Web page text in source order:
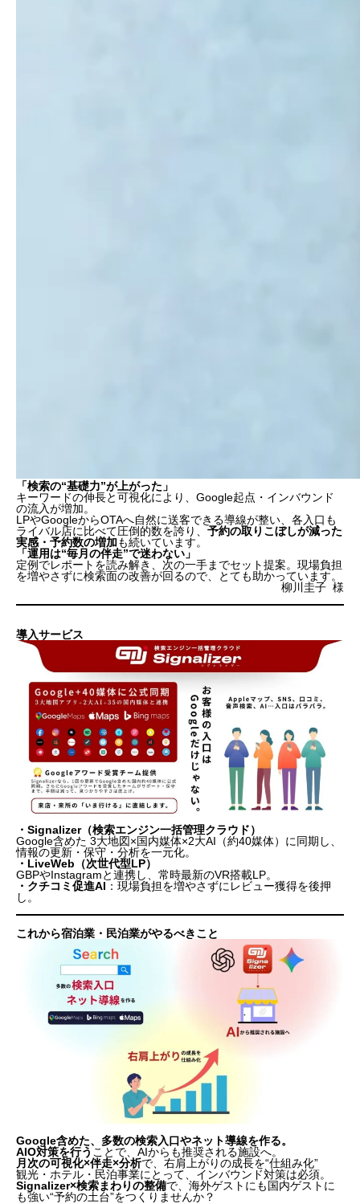
「検索の“基礎力”が上がった」
キーワードの伸長と可視化により、Google起点・インバウンド
の流入が増加。
LPやGoogleからOTAへ自然に送客できる導線が整い、各入口も
ライバル店に比べて圧倒的数を誇り、予約の取りこぼしが減った
実感・予約数の増加も続いています。
「運用は“毎月の伴走”で迷わない」
定例でレポートを読み解き、次の一手までセット提案。現場負担
を増やさずに検索面の改善が回るので、とても助かっています。
柳川圭子 様
導入サービス
・ Signalizer（検索エンジン一括管理クラウド）
Google含めた 3大地図×国内媒体×2大AI（約40媒体）に同期し、
情報の更新・保守・分析を一元化。
・ LiveWeb（次世代型LP）
GBPやInstagramと連携し、常時最新のVR搭載LP。
・ クチコミ促進AI ：現場負担を増やさずにレビュー獲得を後押
し。
これから宿泊業・民泊業がやるべきこと
Google含めた、多数の検索入口やネット導線を作る。
AIO対策を行う ことで、AIからも推奨される施設へ。
月次の可視化×伴走×分析で、右肩上がりの成長を“仕組み化”
観光・ホテル・民泊事業にとって、インバウンド対策は必須。
Signalizer×検索まわりの整備で、海外ゲストにも国内ゲストに
も強い“予約の土台”をつくりませんか？